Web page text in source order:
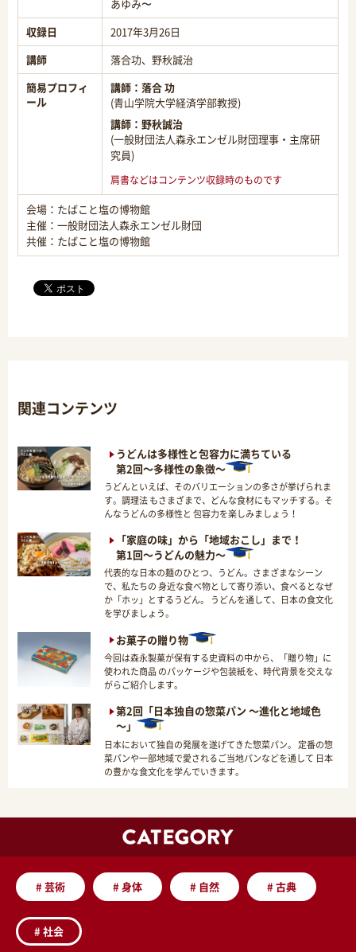
あゆみ〜
収録日
2017年3月26日
講師
落合功、野秋誠治
簡易プロフィ
ール
講師： 落合 功
(青山学院大学経済学部教授)
講師： 野秋誠治
(一般財団法人森永エンゼル財団理事・主席研
究員)
肩書などはコンテンツ収録時のものです
会場：たばこと塩の博物館
主催：一般財団法人森永エンゼル財団
共催：たばこと塩の博物館
関連コンテンツ
うどんは多様性と包容力に満ちている
第2回～多様性の象徴～
うどんといえば、そのバリエーションの多さが挙げられま
す。調理法 もさまざまで、どんな食材にもマッチする。そ
んなうどんの多様性と 包容力を楽しみましょう！
「家庭の味」から「地域おこし」まで！
第1回～うどんの魅力～
代表的な日本の麺のひとつ、うどん。さまざまなシーン
で、私たちの 身近な食べ物として寄り添い、食べるとなぜ
か「ホッ」とするうどん。 うどんを通して、日本の食文化
を学びましょう。
お菓子の贈り物
今回は森永製菓が保有する史資料の中から、「贈り物」に
使われた商品 のパッケージや包装紙を、時代背景を交えな
がらご紹介します。
第2回「日本独自の惣菜パン ～進化と地域色
～」
日本において独自の発展を遂げてきた惣菜パン。 定番の惣
菜パンや一部地域で愛されるご当地パンなどを通して 日本
の豊かな食文化を学んでいきます。
#芸術 #身体 # 自然 #古典
#社会